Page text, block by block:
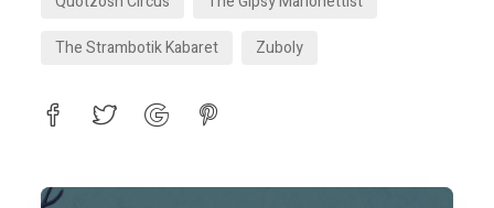
The Strambotik Kabaret
Zuboly